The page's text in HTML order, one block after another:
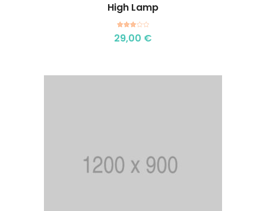
High Lamp
Valutato
3.00
29,00 €
Aggiungi al carrello